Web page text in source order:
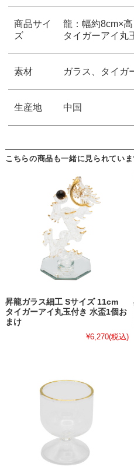
商品サイ
ズ
龍：幅約8cm×
タイガーアイ丸
素材 ガラス、タイガ
生産地 中国
こちらの商品も一緒に見られていま
昇龍ガラス細工 Sサイズ 11cm
タイガーアイ丸玉付き 水盃1個お
まけ
¥6,270(税込)